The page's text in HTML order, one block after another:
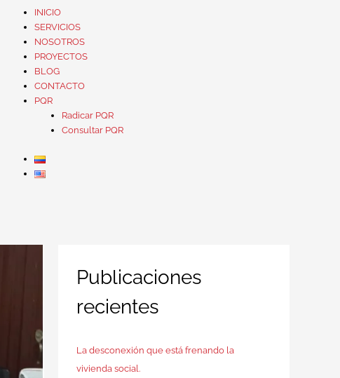
INICIO
SERVICIOS
NOSOTROS
PROYECTOS
BLOG
CONTACTO
PQR
Radicar PQR
Consultar PQR
Publicaciones
recientes
La desconexión que está frenando la
vivienda social.